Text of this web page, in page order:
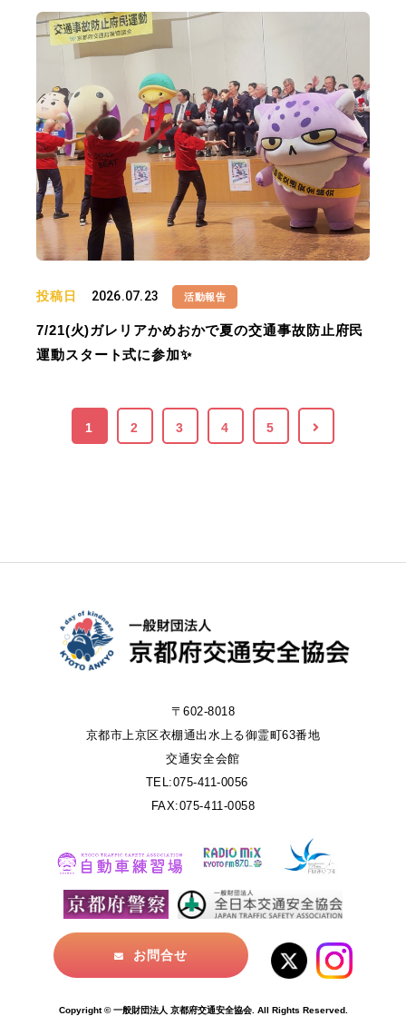
投稿日 2026.07.23 活動報告
7/21(火)ガレリアかめおかで夏の交通事故防止府民
運動スタート式に参加✨
1 2 3 4 5
〒602-8018
京都市上京区衣棚通出水上る御霊町63番地
交通安全会館
TEL:075-411-0056
FAX:075-411-0058
お問合せ
Copyright © 一般財団法人 京都府交通安全協会. All Rights Reserved.